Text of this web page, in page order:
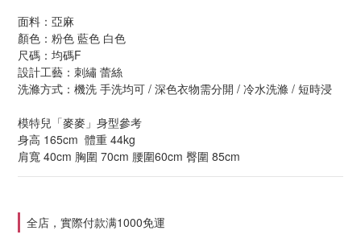
面料：亞麻
顏色：粉色 藍色 白色
尺碼：均碼F
設計工藝：刺繡 蕾絲
洗滌方式：機洗 手洗均可 / 深色衣物需分開 / 冷水洗滌 / 短時浸
模特兒「麥麥」身型參考
身高 165cm  體重 44kg
肩寬 40cm 胸圍 70cm 腰圍60cm 臀圍 85cm
全店，實際付款满1000免運